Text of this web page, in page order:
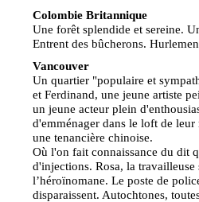
Colombie Britannique
Une forêt splendide et sereine.
Entrent des bûcherons.
Vancouver
Un quartier "populaire et
et Ferdinand, une jeune artiste
un jeune acteur plein
d'emménager dans le loft de
une tenancière chinoise.
Où l'on fait connaissance du dit
d'injections. Rosa, la travailleuse
l’héroïnomane. Le poste de
disparaissent. Autochtones,